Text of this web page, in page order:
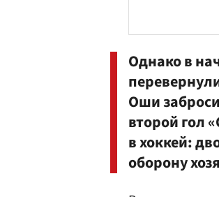
Однако в
Оши
второй гол
в хоккей:
оборону